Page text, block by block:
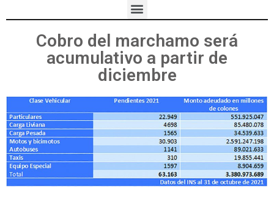
Cobro del marchamo será
acumulativo a partir de
diciembre